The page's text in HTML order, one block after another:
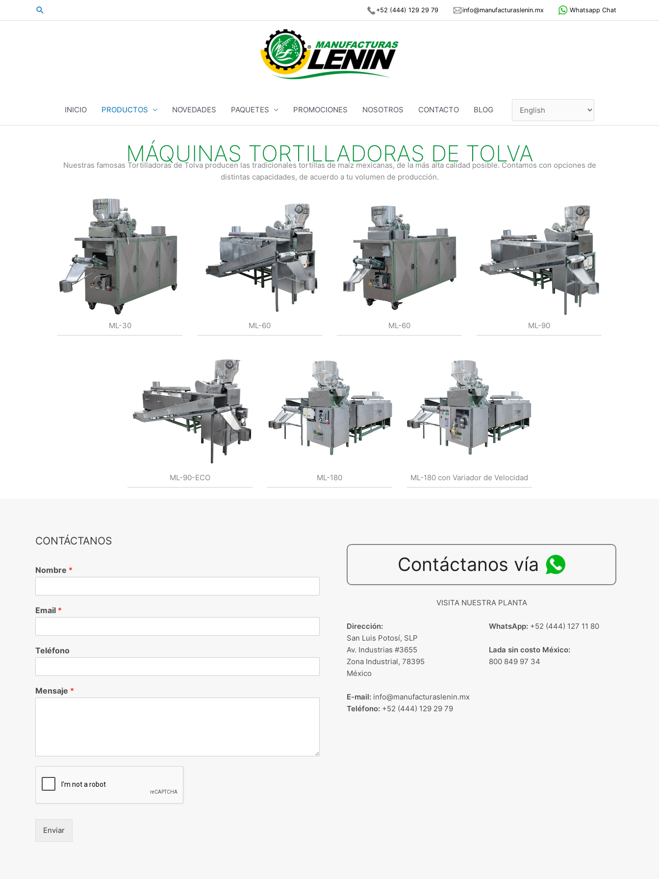
Search +52 (444) 129 29 79 info@manufacturaslenin.mx Whatsapp Chat
INICIO PRODUCTOS NOVEDADES PAQUETES PROMOCIONES NOSOTROS CONTACTO BLOG
MÁQUINAS TORTILLADORAS DE TOLVA
Nuestras famosas Tortilladoras de Tolva producen las tradicionales tortillas de maíz mexicanas, de la más alta calidad posible. Contamos con opciones de
distintas capacidades, de acuerdo a tu volumen de producción.
ML-30 ML-60 ML-60 ML-90
ML-90-ECO ML-180 ML-180 con Variador de Velocidad
CONTÁCTANOS
Nombre *
Email *
Teléfono
Mensaje *
Enviar
Contáctanos vía
VISITA NUESTRA PLANTA
Dirección:
San Luis Potosí, SLP
Av. Industrias #3655
Zona Industrial, 78395
México
E-mail: info@manufacturaslenin.mx
Teléfono: +52 (444) 129 29 79
WhatsApp: +52 (444) 127 11 80
Lada sin costo México:
800 849 97 34